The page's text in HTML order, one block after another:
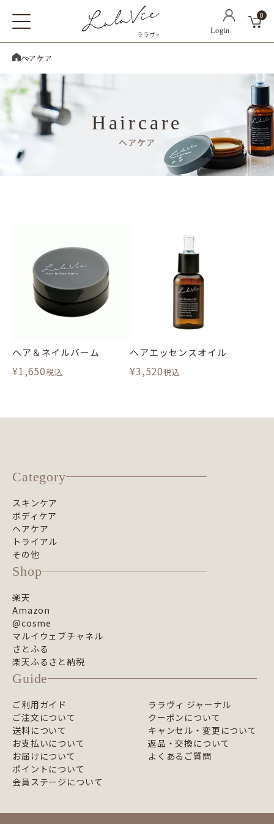
0
ホーム
ヘアケア
Haircare
ヘアケア
ヘア＆ネイルバーム
¥1,650税込
ヘアエッセンスオイル
¥3,520税込
Category
スキンケア
ボディケア
ヘアケア
トライアル
その他
Shop
楽天
Amazon
@cosme
マルイウェブチャネル
さとふる
楽天ふるさと納税
Guide
ご利用ガイド
ご注文について
送料について
お支払いについて
お届けについて
ポイントについて
会員ステージについて
ララヴィ ジャーナル
クーポンについて
キャンセル・変更について
返品・交換について
よくあるご質問